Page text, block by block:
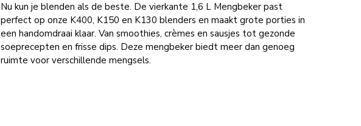
Nu kun je blenden als de beste. De vierkante 1,6 L Mengbeker past
perfect op onze K400, K150 en K130 blenders en maakt grote porties in
een handomdraai klaar. Van smoothies, crèmes en sausjes tot gezonde
soeprecepten en frisse dips. Deze mengbeker biedt meer dan genoeg
ruimte voor verschillende mengsels.